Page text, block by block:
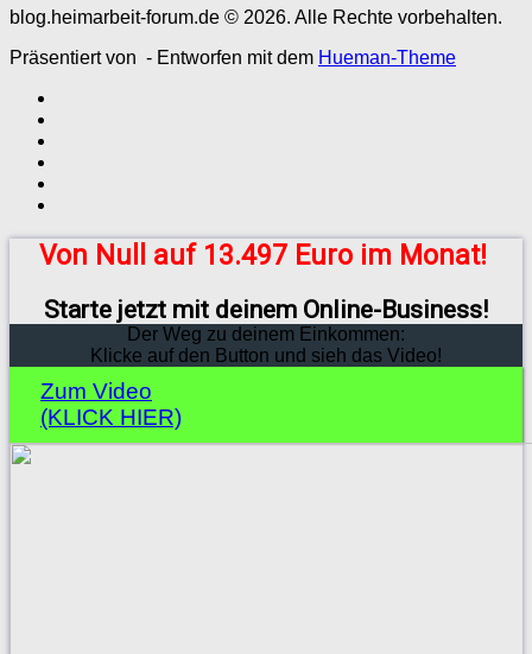
blog.heimarbeit-forum.de © 2026. Alle Rechte vorbehalten.
Präsentiert von - Entworfen mit dem Hueman-Theme
Von Null auf 13.497 Euro im Monat!
Starte jetzt mit deinem Online-Business!
Der Weg zu deinem Einkommen:
Klicke auf den Button und sieh das Video!
Zum Video
(KLICK HIER)